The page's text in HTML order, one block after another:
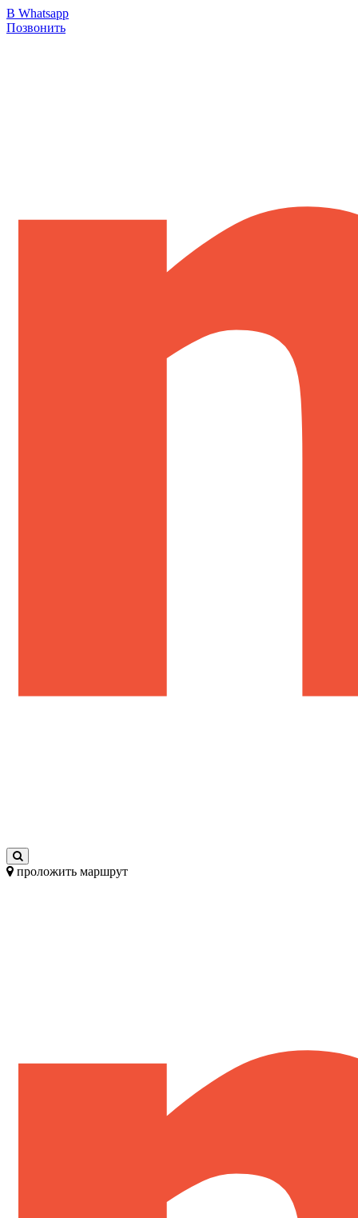
В Whatsapp
Позвонить
проложить маршрут